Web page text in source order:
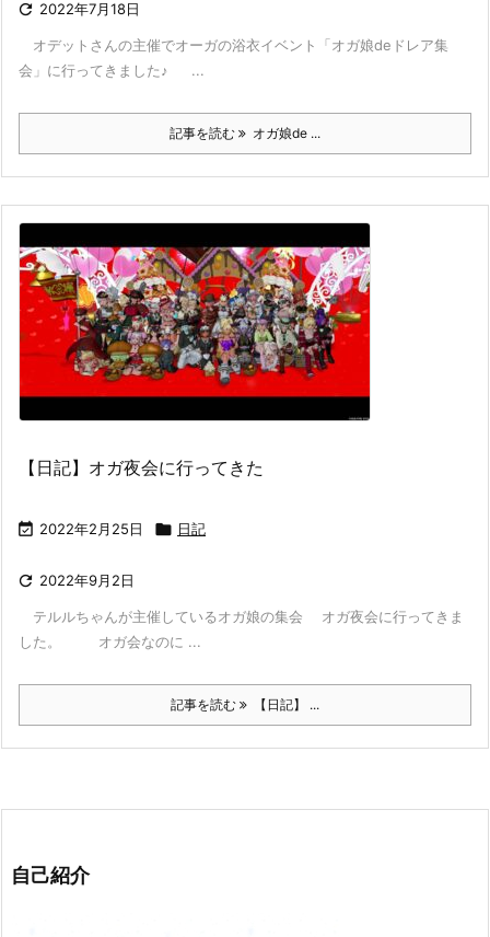
 2022年7月18日
オデットさんの主催でオーガの浴衣イベント「オガ娘deドレア集
会」に行ってきました♪ ...
記事を読む オガ娘de ...
【日記】オガ夜会に行ってきた
 2022年2月25日  日記
 2022年9月2日
テルルちゃんが主催しているオガ娘の集会 オガ夜会に行ってきま
した。 オガ会なのに ...
記事を読む 【日記】 ...
自己紹介